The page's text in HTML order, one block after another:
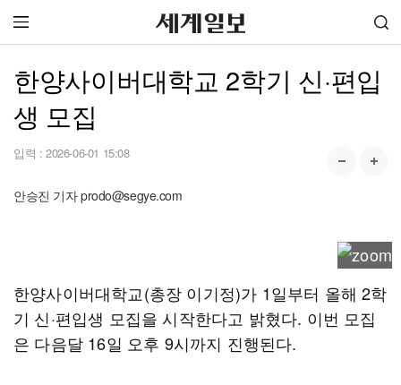
한양사이버대학교 2학기 신·편입
생 모집
입력 : 2026-06-01 15:08
안승진 기자 prodo@segye.com
한양사이버대학교(총장 이기정)가 1일부터 올해 2학
기 신·편입생 모집을 시작한다고 밝혔다. 이번 모집
은 다음달 16일 오후 9시까지 진행된다.